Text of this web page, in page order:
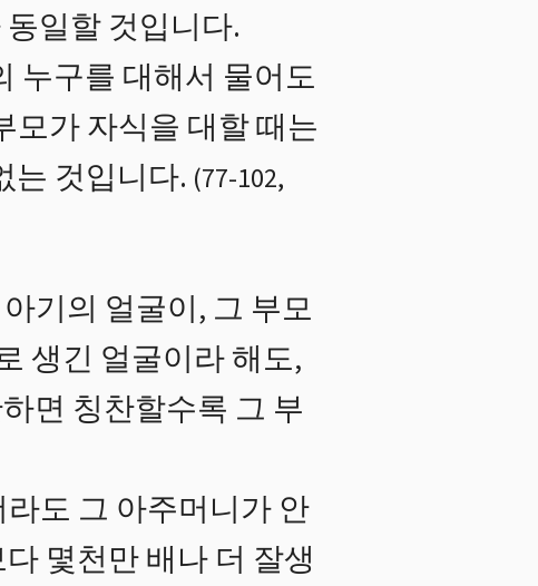
일할 것입니다.
누구를 대해서 물어도
모가 자식을 대할 때는
는 것입니다. (77-102,
기의 얼굴이, 그 부모
생긴 얼굴이라 해도,
면 칭찬할수록 그 부
도 그 아주머니가 안
몇천만 배나 더 잘생